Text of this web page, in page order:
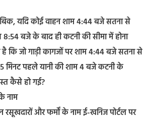
यदि कोई वाहन शाम 4:44 बजे सतना से
8:54 बजे के बाद ही कटनी की सीमा में होना
कि जो गाड़ी कागजों पर शाम 4:44 बजे सतना से
मिनट पहले यानी की शाम 4 बजे कटनी के
कैसे हो गई?
नाम
और फर्मों के नाम ई-खनिज पोर्टल पर